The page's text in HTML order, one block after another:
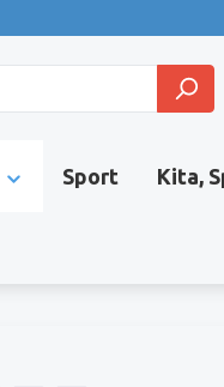
Sport Kita,